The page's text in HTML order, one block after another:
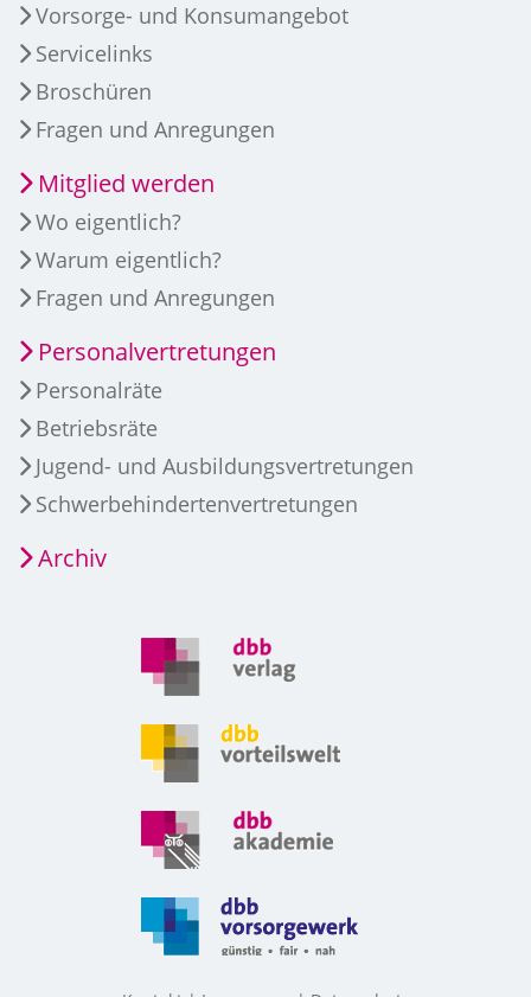
Vorsorge- und Konsumangebot
Servicelinks
Broschüren
Fragen und Anregungen
Mitglied werden
Wo eigentlich?
Warum eigentlich?
Fragen und Anregungen
Personalvertretungen
Personalräte
Betriebsräte
Jugend- und Ausbildungsvertretungen
Schwerbehindertenvertretungen
Archiv